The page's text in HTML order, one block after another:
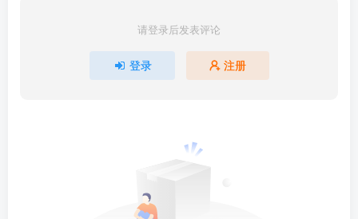
请登录后发表评论
登录 注册